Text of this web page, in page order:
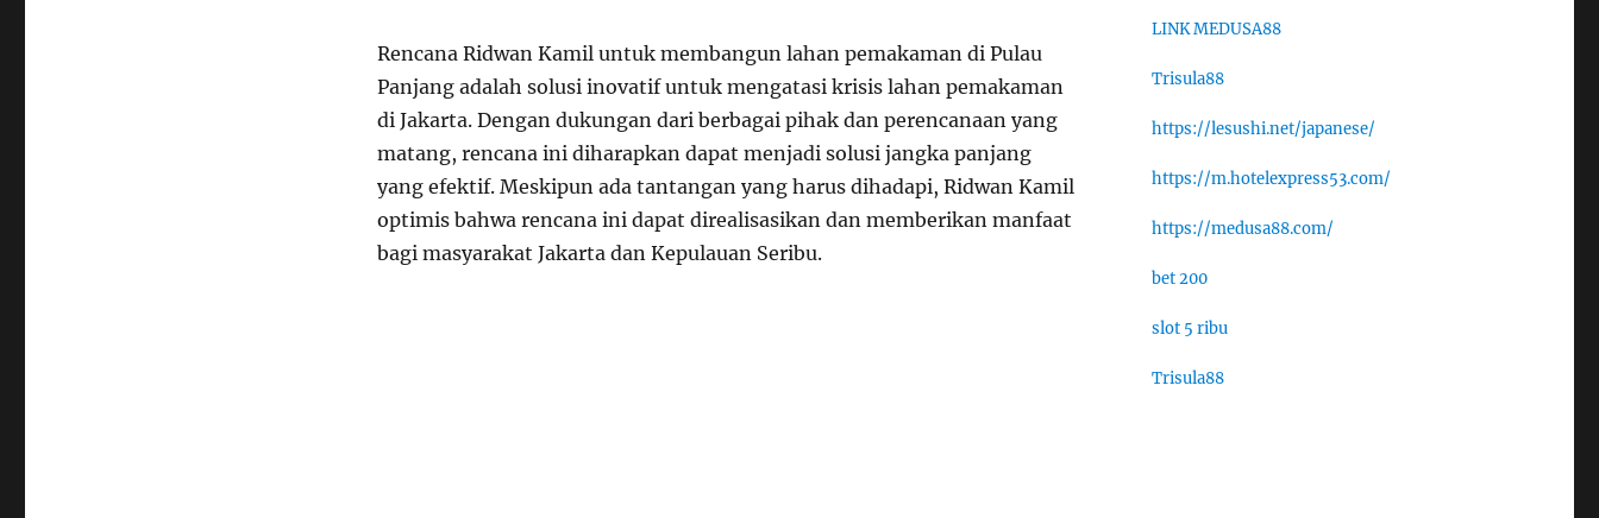
Rencana Ridwan Kamil untuk membangun lahan pemakaman di Pulau
Panjang adalah solusi inovatif untuk mengatasi krisis lahan pemakaman
di Jakarta. Dengan dukungan dari berbagai pihak dan perencanaan yang
matang, rencana ini diharapkan dapat menjadi solusi jangka panjang
yang efektif. Meskipun ada tantangan yang harus dihadapi, Ridwan Kamil
optimis bahwa rencana ini dapat direalisasikan dan memberikan manfaat
bagi masyarakat Jakarta dan Kepulauan Seribu.
LINK MEDUSA88
Trisula88
https://lesushi.net/japanese/
https://m.hotelexpress53.com/
https://medusa88.com/
bet 200
slot 5 ribu
Trisula88